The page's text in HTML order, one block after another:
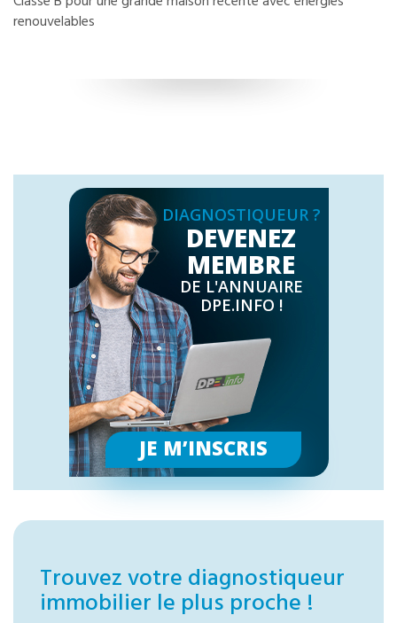
renouvelables
DIAGNOSTIQUEUR ?
DEVENEZ
MEMBRE
DE L'ANNUAIRE
DPE.INFO !
JE M’INSCRIS
Trouvez votre diagnostiqueur
immobilier le plus proche !